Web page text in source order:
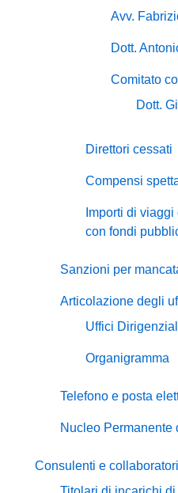
Avv.
Dott.
Comitato
Dott.
Direttori cessati
Compensi
Importi di
con fondi
Sanzioni per
Articolazione degli
Uffici
Organigramma
Telefono e posta
Nucleo Permanente
Consulenti e collaboratori